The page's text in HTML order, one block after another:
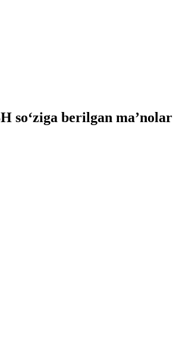
so‘ziga berilgan ma’nolar